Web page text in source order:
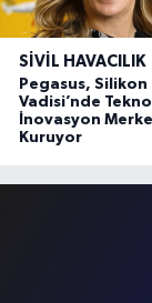
SIVIL HAVACILIK
Pegasus, Silikon
Vadisi’nde
İnovasyon
Kuruyor